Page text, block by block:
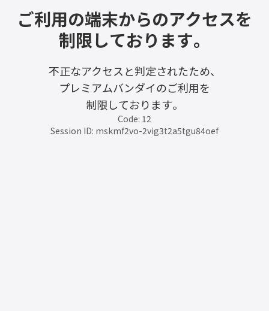
ご利用の端末からのアクセスを
制限しております。
不正なアクセスと判定されたため、
プレミアムバンダイのご利用を
制限しております。
Code: 12
Session ID: mskmf2vo-2vig3t2a5tgu84oef